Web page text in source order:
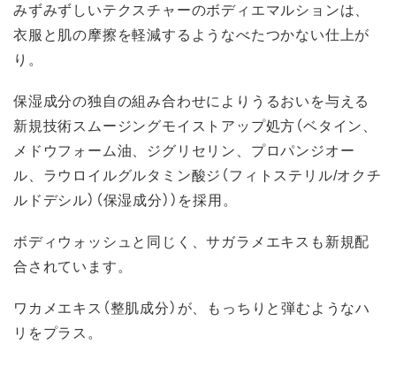
みずみずしいテクスチャーのボディエマルションは、
衣服と肌の摩擦を軽減するようなべたつかない仕上が
り。
保湿成分の独自の組み合わせによりうるおいを与える
新規技術スムージングモイストアップ処方（ベタイン、
メドウフォーム油、ジグリセリン、プロパンジオー
ル、ラウロイルグルタミン酸ジ（フィトステリル/オクチ
ルドデシル）（保湿成分））を採用。
ボディウォッシュと同じく、サガラメエキスも新規配
合されています。
ワカメエキス（整肌成分）が、もっちりと弾むようなハ
リをプラス。